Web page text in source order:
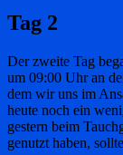
Tag 2
Der zweite Tag
um 09:00 Uhr an
dem wir uns im
heute noch ein
gestern beim
genutzt haben,